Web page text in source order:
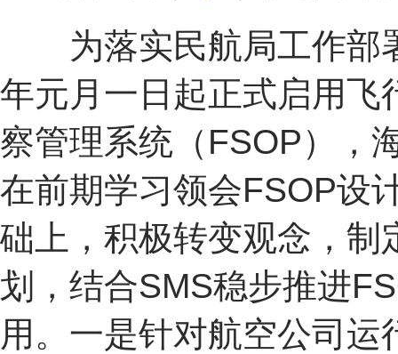
为落实民航局工作部
年元月一日起正式启用飞
察管理系统（FSOP），
在前期学习领会FSOP设
础上，积极转变观念，制
划，结合SMS稳步推进
用。一是针对航空公司运